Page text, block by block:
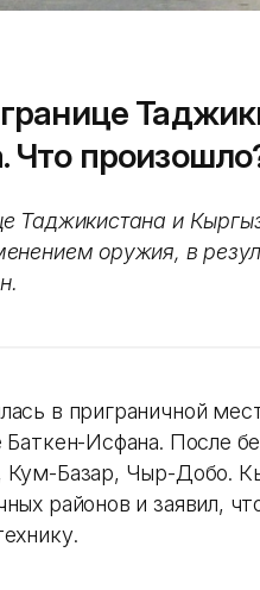
Что
Таджикистана и
оружия, в
в приграничной
Баткен-Исфана. После
Базар, Чыр-Добо.
районов и заявил,